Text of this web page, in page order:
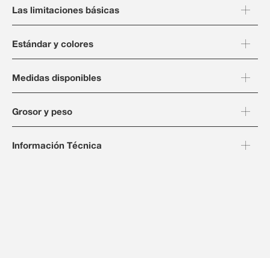
Las limitaciones básicas
Estándar y colores
Medidas disponibles
Grosor y peso
Información Técnica